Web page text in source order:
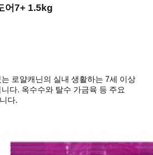
어7+ 1.5kg
로얄캐닌의 실내 생활하는 7세 이상
다. 옥수수와 탈수 가금육 등 주요
다.